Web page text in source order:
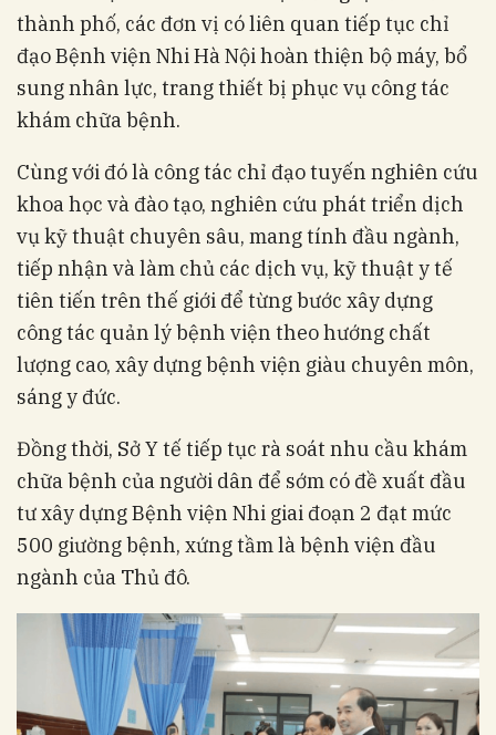
thành phố, các đơn vị có liên quan tiếp tục chỉ
đạo Bệnh viện Nhi Hà Nội hoàn thiện bộ máy, bổ
sung nhân lực, trang thiết bị phục vụ công tác
khám chữa bệnh.
Cùng với đó là công tác chỉ đạo tuyến nghiên cứu
khoa học và đào tạo, nghiên cứu phát triển dịch
vụ kỹ thuật chuyên sâu, mang tính đầu ngành,
tiếp nhận và làm chủ các dịch vụ, kỹ thuật y tế
tiên tiến trên thế giới để từng bước xây dựng
công tác quản lý bệnh viện theo hướng chất
lượng cao, xây dựng bệnh viện giàu chuyên môn,
sáng y đức.
Đồng thời, Sở Y tế tiếp tục rà soát nhu cầu khám
chữa bệnh của người dân để sớm có đề xuất đầu
tư xây dựng Bệnh viện Nhi giai đoạn 2 đạt mức
500 giường bệnh, xứng tầm là bệnh viện đầu
ngành của Thủ đô.